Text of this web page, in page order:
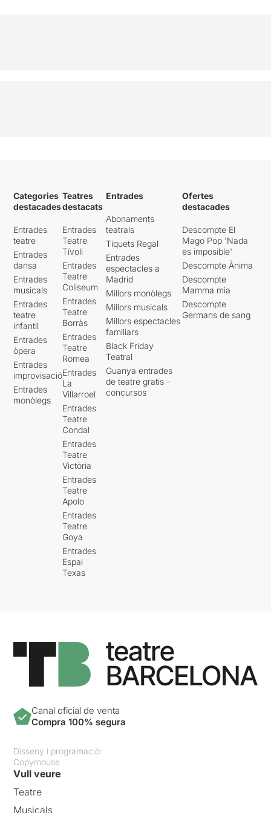
Categories
destacades
Entrades
teatre
Entrades
dansa
Entrades
musicals
Entrades
teatre
infantil
Entrades
òpera
Entrades
improvisació
Entrades
monòlegs
Teatres
destacats
Entrades
Teatre
Tívoli
Entrades
Teatre
Coliseum
Entrades
Teatre
Borràs
Entrades
Teatre
Romea
Entrades
La
Villarroel
Entrades
Teatre
Condal
Entrades
Teatre
Victòria
Entrades
Teatre
Apolo
Entrades
Teatre
Goya
Entrades
Espai
Texas
Entrades
Abonaments
teatrals
Tiquets Regal
Entrades
espectacles a
Madrid
Millors monòlegs
Millors musicals
Millors espectacles
familiars
Black Friday
Teatral
Guanya entrades
de teatre gratis -
concursos
Ofertes
destacades
Descompte El
Mago Pop 'Nada
es imposible'
Descompte Ànima
Descompte
Mamma mia
Descompte
Germans de sang
Canal oficial de venta
Compra 100% segura
Disseny i programació:
Copymouse
Vull veure
Teatre
Musicals